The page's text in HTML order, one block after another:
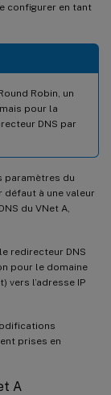
configurer en tant
Robin, un
pour la
DNS par
paramètres du
défaut à une valeur
du VNet A,
redirecteur DNS
pour le domaine
vers l’adresse IP
prises en
A